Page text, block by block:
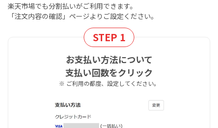
楽天市場でも分割払いがご利用できます。
「注文内容の確認」ページよりご設定ください。
STEP 1
お支払い方法について
支払い回数をクリック
※ ご利用の都度、設定してください。